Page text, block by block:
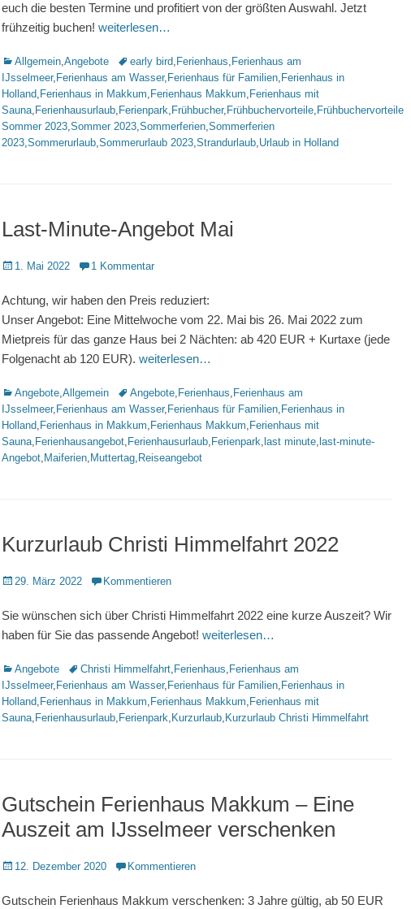
euch die besten Termine und profitiert von der größten Auswahl. Jetzt
frühzeitig buchen! weiterlesen…
Kategorien
Allgemein,Angebote Schlagworte
early bird, Ferienhaus, Ferienhaus am
IJsselmeer, Ferienhaus am Wasser, Ferienhaus für Familien, Ferienhaus in
Holland, Ferienhaus in Makkum, Ferienhaus Makkum, Ferienhaus mit
Sauna, Ferienhausurlaub, Ferienpark, Frühbucher, Frühbuchervorteile, Frühbuchervorteile
Sommer 2023,Sommer 2023,Sommerferien,Sommerferien
2023,Sommerurlaub,Sommerurlaub 2023,Strandurlaub,Urlaub in Holland
Last-Minute-Angebot Mai
Veröffentlicht
1. Mai 2022 1 Kommentar
Achtung, wir haben den Preis reduziert:
Unser Angebot: Eine Mittelwoche vom 22. Mai bis 26. Mai 2022 zum
Mietpreis für das ganze Haus bei 2 Nächten: ab 420 EUR + Kurtaxe (jede
Folgenacht ab 120 EUR). weiterlesen…
Kategorien
Angebote,Allgemein Schlagworte
Angebote, Ferienhaus, Ferienhaus am
IJsselmeer, Ferienhaus am Wasser, Ferienhaus für Familien, Ferienhaus in
Holland, Ferienhaus in Makkum, Ferienhaus Makkum, Ferienhaus mit
Sauna, Ferienhausangebot, Ferienhausurlaub, Ferienpark, last minute, last-minute-
Angebot, Maiferien, Muttertag, Reiseangebot
Kurzurlaub Christi Himmelfahrt 2022
Veröffentlicht
29. März 2022 Kommentieren
Sie wünschen sich über Christi Himmelfahrt 2022 eine kurze Auszeit? Wir
haben für Sie das passende Angebot! weiterlesen…
Kategorien
Angebote Schlagworte
Christi Himmelfahrt, Ferienhaus, Ferienhaus am
IJsselmeer, Ferienhaus am Wasser, Ferienhaus für Familien, Ferienhaus in
Holland, Ferienhaus in Makkum, Ferienhaus Makkum, Ferienhaus mit
Sauna, Ferienhausurlaub, Ferienpark, Kurzurlaub, Kurzurlaub Christi Himmelfahrt
Gutschein Ferienhaus Makkum – Eine
Auszeit am IJsselmeer verschenken
Veröffentlicht
12. Dezember 2020 Kommentieren
Gutschein Ferienhaus Makkum verschenken: 3 Jahre gültig, ab 50 EUR